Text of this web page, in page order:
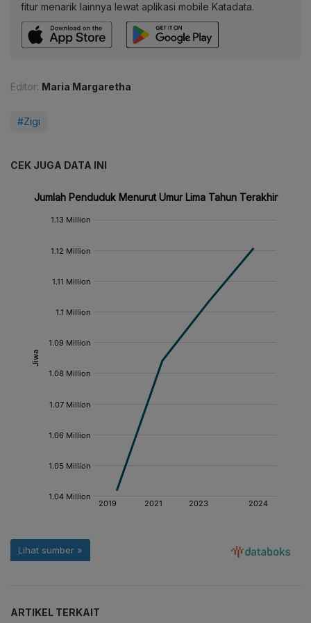
fitur menarik lainnya lewat aplikasi mobile Katadata.
Editor: Maria Margaretha
#Zigi
CEK JUGA DATA INI
ARTIKEL TERKAIT